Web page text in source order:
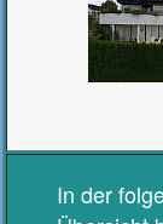
In der